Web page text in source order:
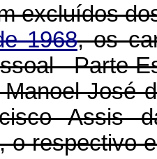
excluídos
1968, os
- Parte
José
Assis
o respectivo